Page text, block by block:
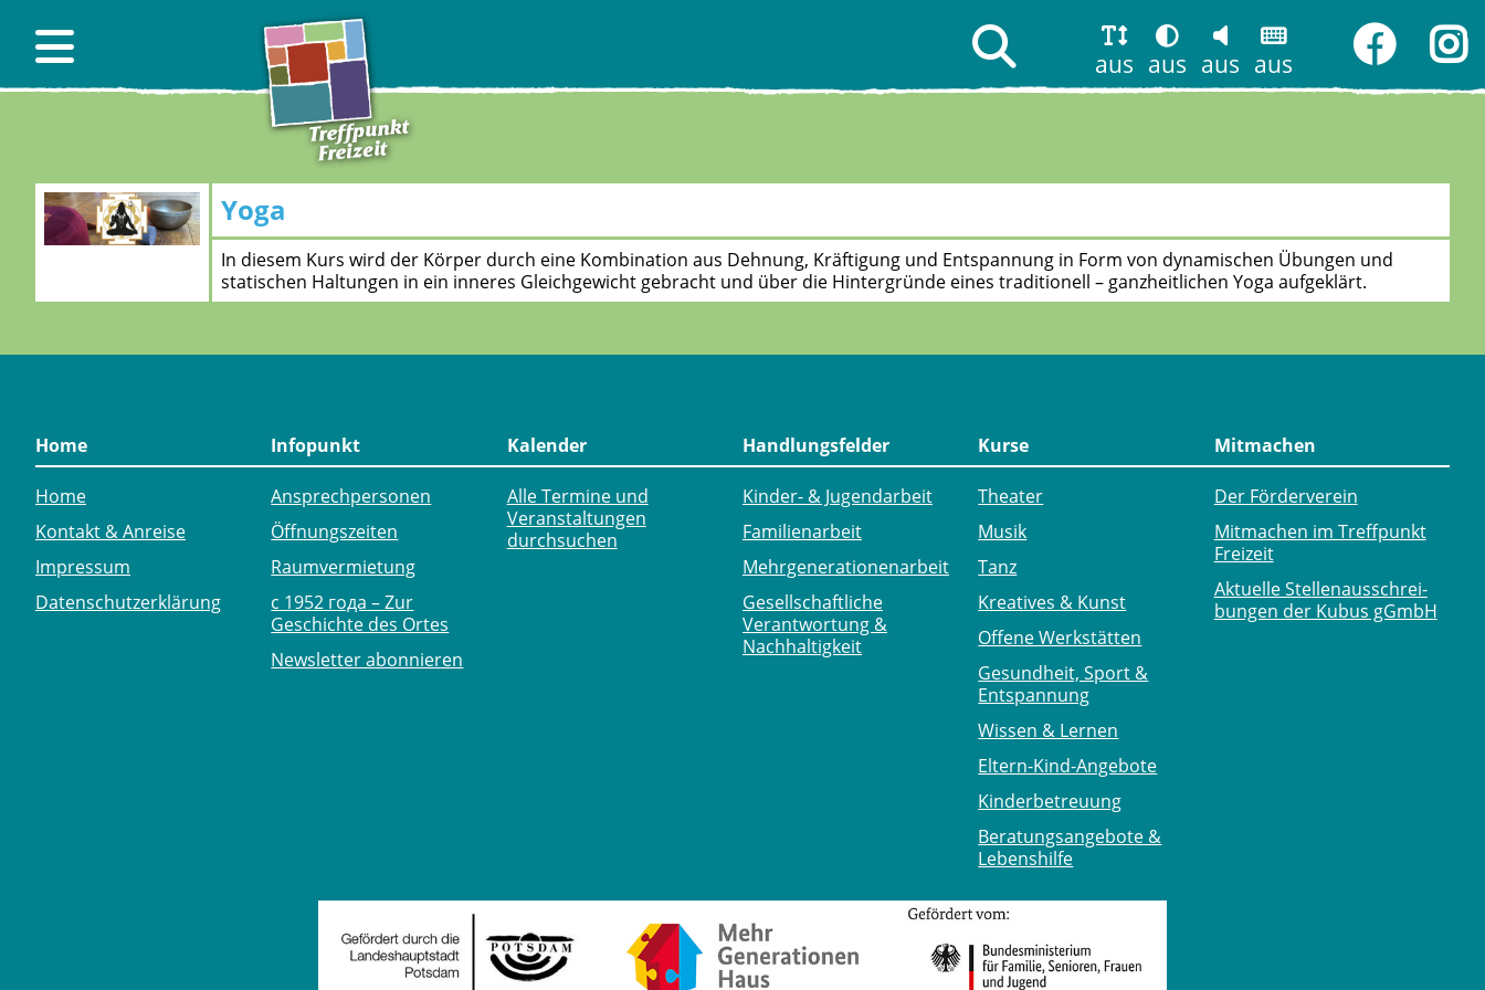
aus aus aus aus
Yoga
In diesem Kurs wird der Körper durch eine Kombination aus Dehnung, Kräftigung und Entspannung in Form von dynamischen Übungen und
statischen Haltungen in ein inneres Gleichgewicht gebracht und über die Hintergründe eines traditionell – ganzheitlichen Yoga aufgeklärt.
Home
Home
Kontakt & Anreise
Impressum
Datenschutzerklärung
Infopunkt
Ansprechpersonen
Öffnungszeiten
Raumvermietung
с 1952 года – Zur
Geschichte des Ortes
Newsletter abonnieren
Kalender
Alle Termine und
Veranstaltungen
durchsuchen
Handlungsfelder
Kinder- & Jugendarbeit
Familienarbeit
Mehr­generationen­arbeit
Gesellschaftliche
Verantwortung &
Nachhaltigkeit
Kurse
Theater
Musik
Tanz
Kreatives & Kunst
Offene Werkstätten
Gesundheit, Sport &
Entspannung
Wissen & Lernen
Eltern-Kind-Angebote
Kinderbetreuung
Beratungsangebote &
Lebenshilfe
Mitmachen
Der Förderverein
Mitmachen im Treffpunkt
Freizeit
Aktuelle Stellen­ausschrei­
bungen der Kubus gGmbH